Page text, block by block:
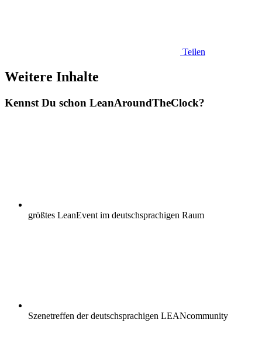
Teilen
Weitere Inhalte
Kennst Du schon LeanAroundTheClock?
größtes LeanEvent im deutschsprachigen Raum
Szenetreffen der deutschsprachigen LEANcommunity